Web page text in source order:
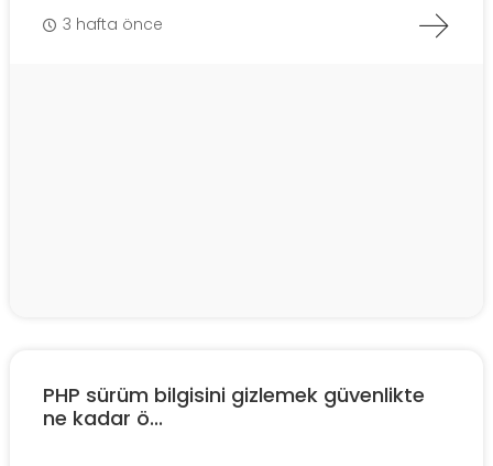
3 hafta önce
PHP sürüm bilgisini gizlemek güvenlikte
ne kadar ö...